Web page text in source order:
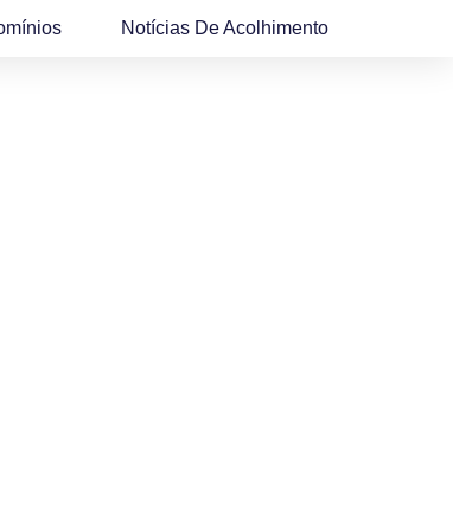
Notícias De Acolhimento